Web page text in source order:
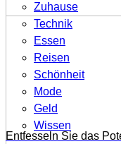
Entfesseln Sie das
Zuhause
Technik
Essen
Reisen
Schönheit
Mode
Geld
Wissen